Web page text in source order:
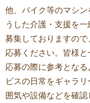
他、バイク等のマシ
うした介護・支援を
募集しておりますの
応募ください。皆様と
応募の際に参考とな
ビスの日常をギャラ
囲気や設備などを確